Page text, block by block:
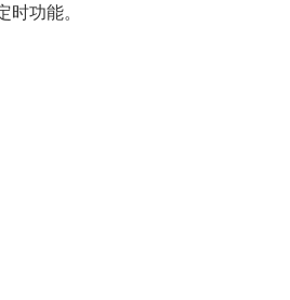
功能。